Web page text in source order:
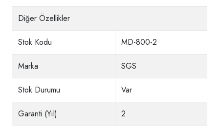
Diğer Özellikler
Stok Kodu MD-800-2
Marka SGS
Stok Durumu Var
Garanti (Yıl) 2